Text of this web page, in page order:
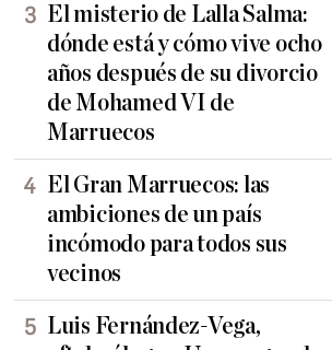
El misterio de Lalla Salma:
dónde está y cómo vive ocho
años después de su divorcio
de Mohamed VI de
Marruecos
El Gran Marruecos: las
ambiciones de un país
incómodo para todos sus
vecinos
Luis Fernández-Vega,